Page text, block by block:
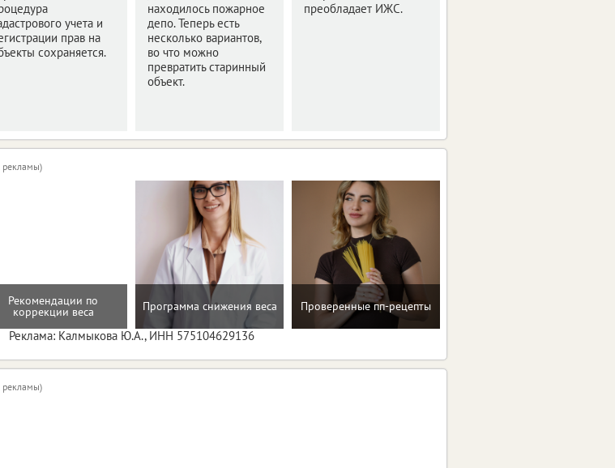
учета и
прав на
сохраняется.
находилось пожарное
депо. Теперь есть
несколько вариантов,
во что можно
превратить старинный
объект.
преобладает ИЖС.
рекламы)
Рекомендации по
коррекции веса Программа снижения веса Проверенные пп-рецепты
Реклама: Калмыкова Ю.А., ИНН 575104629136
рекламы)